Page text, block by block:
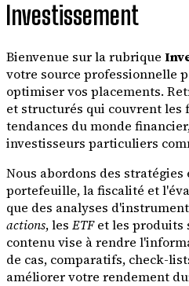
Investissement
Bienvenue sur la rubrique
votre source professionnelle
optimiser vos placements.
et structurés qui couvrent les
tendances du monde
investisseurs particuliers
Nous abordons des stratégies
portefeuille, la fiscalité et
que des analyses
actions, les ETFet les produits
contenu vise à rendre
de cas, comparatifs, check-
améliorer votre rendement